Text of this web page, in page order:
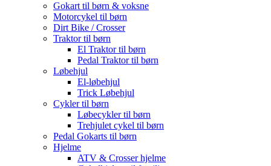
Gokart til børn & voksne
Motorcykel til børn
Dirt Bike / Crosser
Traktor til børn
El Traktor til børn
Pedal Traktor til børn
Løbehjul
El-løbehjul
Trick Løbehjul
Cykler til børn
Løbecykler til børn
Trehjulet cykel til børn
Pedal Gokarts til børn
Hjelme
ATV & Crosser hjelme